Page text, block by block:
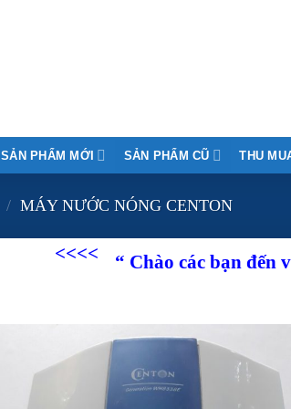
SẢN PHẨM MỚI SẢN PHẨM CŨ THU
/ MÁY NƯỚC NÓNG CENTON
“ Chào các bạn đến với